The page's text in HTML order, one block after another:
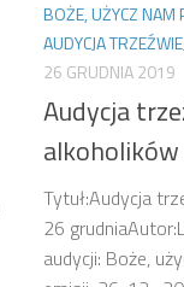
BOŻE, UŻYCZ NAM
AUDYCJA
26 GRUDNIA 2019
Audycja
Tytuł:Audycja
26
audycji: Boże,